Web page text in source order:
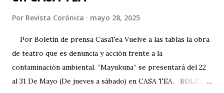
Por Revista Corónica mayo 28, 2025
Por Boletín de prensa CasaTea Vuelve a las tablas la obra
de teatro que es denuncia y acción frente a la
contaminación ambiental. “Mayukuna” se presentará del 22
al 31 De Mayo (De jueves a sábado) en CASA TEA. BOLETÍN